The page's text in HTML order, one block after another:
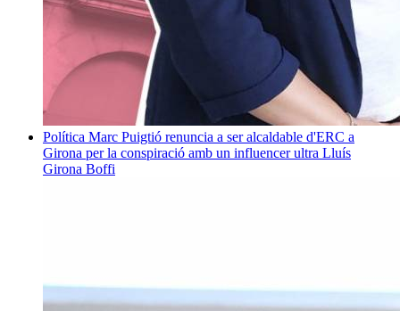
Política Marc Puigtió renuncia a ser alcaldable d'ERC a
Girona per la conspiració amb un influencer ultra Lluís
Girona Boffi